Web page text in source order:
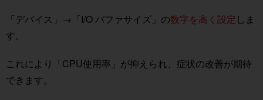
「デバイス」→「I/O バファサイズ」の数字を高く設定 しま
す。
これにより「CPU使用率」が抑えられ、症状の改善が期待
できます。